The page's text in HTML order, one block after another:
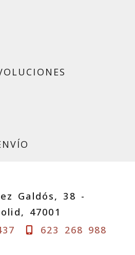
Galdós, 38 -
47001
623 268 988